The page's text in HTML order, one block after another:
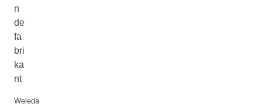
n
de
fa
bri
ka
nt
Weleda